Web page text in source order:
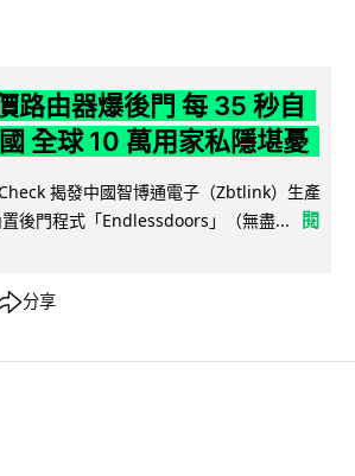
路由器爆後門 每 35 秒自
全球 10 萬用家私隱堪憂
揭發中國智博通電子（Zbtlink）生產
後門程式「Endlessdoors」（無盡...
閱
分享